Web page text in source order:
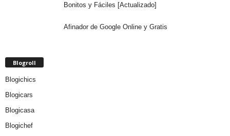
Bonitos y Fáciles [Actualizado]
Afinador de Google Online y Gratis
Blogroll
Blogichics
Blogicars
Blogicasa
Blogichef